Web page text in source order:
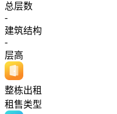
总层数
-
建筑结构
-
层高
整栋出租
租售类型